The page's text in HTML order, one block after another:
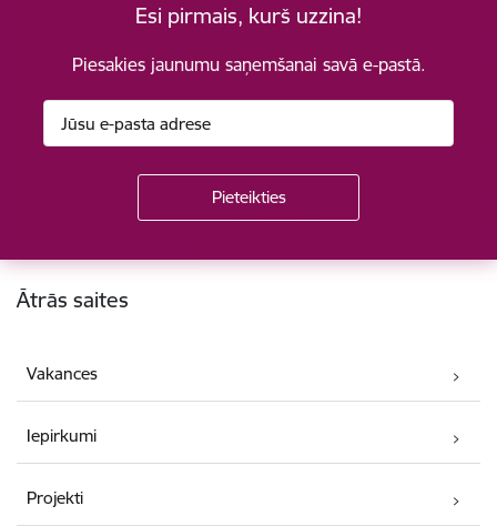
Esi pirmais, kurš uzzina!
Piesakies jaunumu saņemšanai savā e-pastā.
Kājene
Ātrās saites
Vakances
Iepirkumi
Projekti